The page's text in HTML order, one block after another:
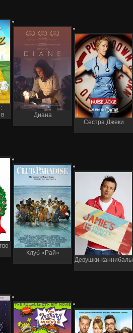
Диана
Сестра Джеки
Клуб «Рай»
Девушки-каннибалы